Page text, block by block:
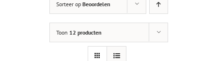
Sorteer op Beoordelen
Toon 12 producten